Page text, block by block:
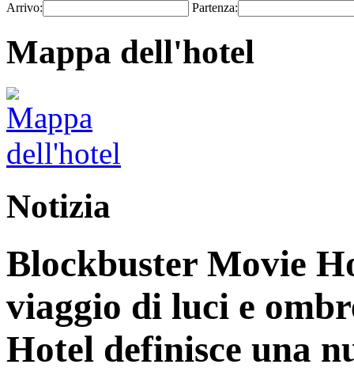
Arrivo: Partenza:
Mappa dell'hotel
Notizia
Blockbuster Movie
viaggio di luci e
Hotel definisce una